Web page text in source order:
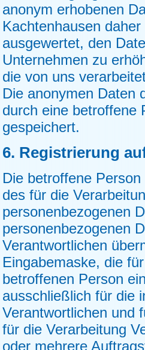
anonym erhobenen
Kachtenhausen
ausgewertet, den
Unternehmen zu
die von uns
Die anonymen Daten
durch eine betroffene
gespeichert.
6. Registrierung
Die betroffene
des für die
personenbezogenen
personenbezogenen
Verantwortlichen
Eingabemaske, die
betroffenen Person
ausschließlich für die
Verantwortlichen und
für die Verarbeitung
oder mehrere